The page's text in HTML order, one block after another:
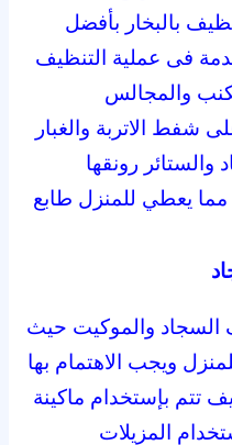
بالبخار بأفضل
فى عملية التنظيف
والمجالس
شفط الاتربة والغبار
رونقها
مما يعطي للمنزل طابع
السجاد والموكيت حيث
ويجب الاهتمام بها
تتم بإستخدام ماكينة
المزيلات